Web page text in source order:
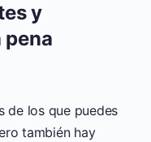
y
pena
de los que puedes
también hay